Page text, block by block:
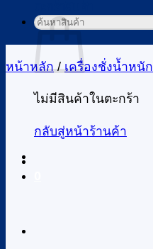
ไม่มีสินค้าในตะกร้า
กลับสู่หน้าร้านค้า
ค้นหา:
หน้าหลัก / เครื่องชั่งน้ำหนัก